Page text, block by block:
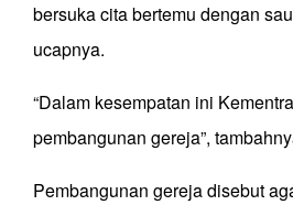
bersuka cita bertemu dengan
ucapnya.
“Dalam kesempatan ini
pembangunan gereja”,
Pembangunan gereja disebut